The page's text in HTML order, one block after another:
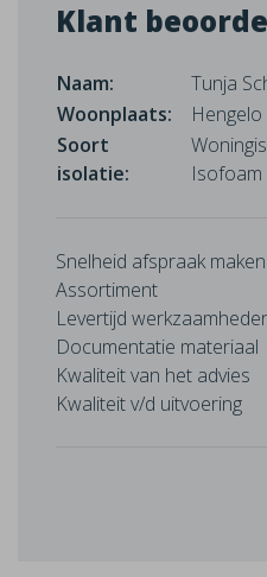
Klant
Naam:
Tunja
Woonplaats:
Hengelo
Soort
isolatie:
Isofoam
Snelheid afspraak maken
Assortiment
Levertijd
Documentatie materiaal
Kwaliteit van het advies
Kwaliteit v/d uitvoering